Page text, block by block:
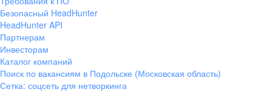
Безопасный HeadHunter
HeadHunter API
Партнерам
Инвесторам
Каталог компаний
Поиск по вакансиям в Подольске (Московская область)
Сетка: соцсеть для нетворкинга